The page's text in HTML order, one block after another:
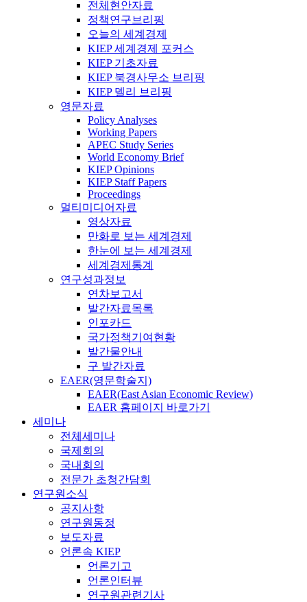
전체현안자료
정책연구브리핑
오늘의 세계경제
KIEP 세계경제 포커스
KIEP 기초자료
KIEP 북경사무소 브리핑
KIEP 델리 브리핑
영문자료
Policy Analyses
Working Papers
APEC Study Series
World Economy Brief
KIEP Opinions
KIEP Staff Papers
Proceedings
멀티미디어자료
영상자료
만화로 보는 세계경제
한눈에 보는 세계경제
세계경제통계
연구성과정보
연차보고서
발간자료목록
인포카드
국가정책기여현황
발간물안내
구 발간자료
EAER(영문학술지)
EAER(East Asian Economic Review)
EAER 홈페이지 바로가기
세미나
전체세미나
국제회의
국내회의
전문가 초청간담회
연구원소식
공지사항
연구원동정
보도자료
언론속 KIEP
언론기고
언론인터뷰
연구원관련기사